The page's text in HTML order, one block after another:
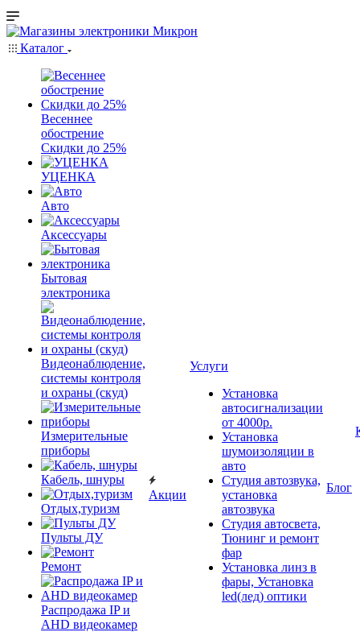
Каталог
Весеннее
обострение
Скидки до 25%
УЦЕНКА
Авто
Аксессуары
Бытовая
электроника
Видеонаблюдение,
системы контроля
и охраны (скуд)
Измерительные
приборы
Кабель, шнуры
Отдых,туризм
Пульты ДУ
Ремонт
Распродажа IP и
AHD видеокамер
Акции
Услуги
Установка
автосигнализации
от 4000р.
Установка
шумоизоляции в
авто
Студия автозвука,
установка
автозвука
Студия автосвета,
Тюнинг и ремонт
фар
Установка линз в
фары, Установка
led(лед) оптики
Блог